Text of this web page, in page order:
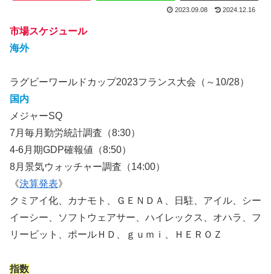
2023.09.08 2024.12.16
市場スケジュール
海外
ラグビーワールドカップ2023フランス大会（～10/28）
国内
メジャーSQ
7月毎月勤労統計調査（8:30）
4-6月期GDP確報値（8:50）
8月景気ウォッチャー調査（14:00）
《決算発表》
クミアイ化、カナモト、ＧＥＮＤＡ、日駐、アイル、シー
イーシー、ソフトウェアサー、ハイレックス、オハラ、フ
リービット、ポールＨＤ、ｇｕｍｉ、ＨＥＲＯＺ
指数